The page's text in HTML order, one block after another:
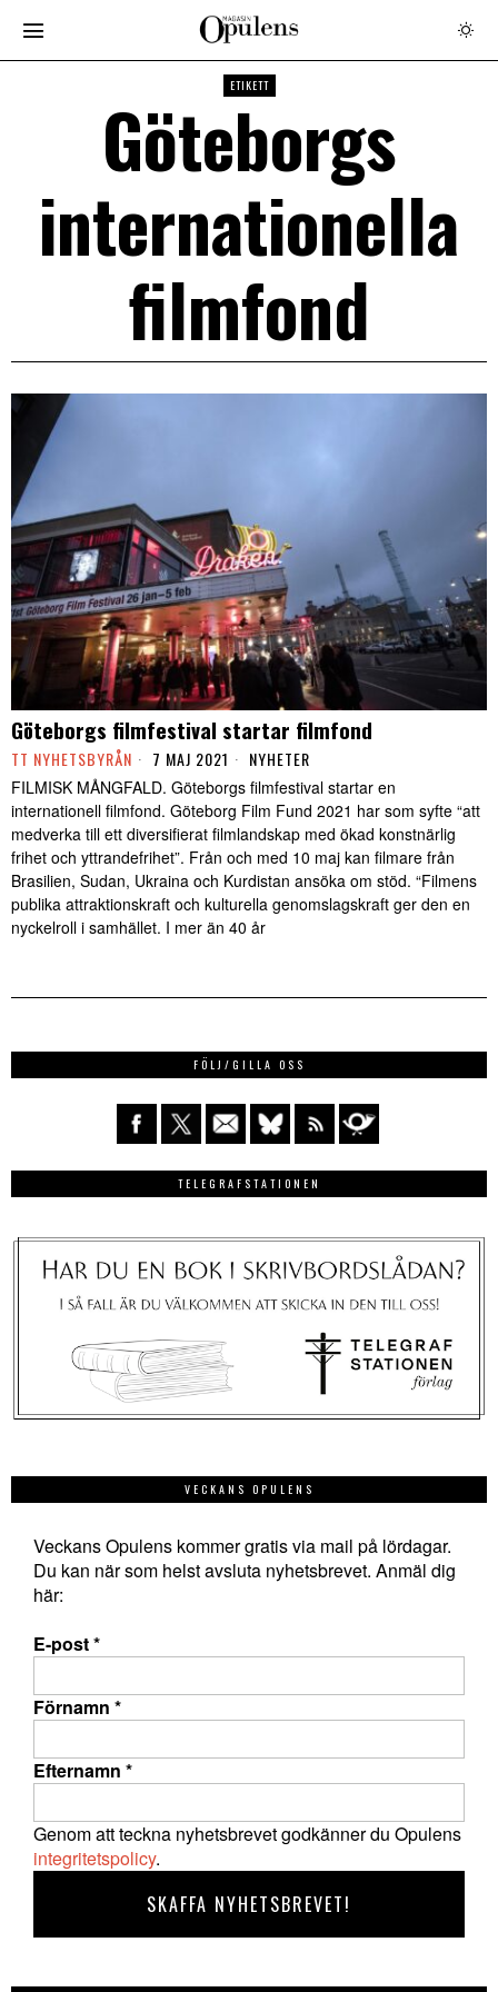
ETIKETT
Göteborgs
internationella
filmfond
Göteborgs filmfestival startar filmfond
TT NYHETSBYRÅN 7 MAJ 2021 NYHETER
FILMISK MÅNGFALD. Göteborgs filmfestival startar en
internationell filmfond. Göteborg Film Fund 2021 har som syfte “att
medverka till ett diversifierat filmlandskap med ökad konstnärlig
frihet och yttrandefrihet”. Från och med 10 maj kan filmare från
Brasilien, Sudan, Ukraina och Kurdistan ansöka om stöd. “Filmens
publika attraktionskraft och kulturella genomslagskraft ger den en
nyckelroll i samhället. I mer än 40 år
FÖLJ/GILLA OSS
TELEGRAFSTATIONEN
VECKANS OPULENS
Veckans Opulens kommer gratis via mail på lördagar.
Du kan när som helst avsluta nyhetsbrevet. Anmäl dig
här:
E-post*
Förnamn *
Efternamn *
Genom att teckna nyhetsbrevet godkänner du Opulens
integritetspolicy.